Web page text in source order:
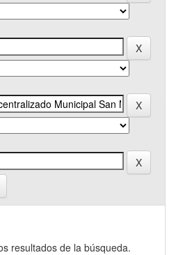
resultados de la búsqueda.